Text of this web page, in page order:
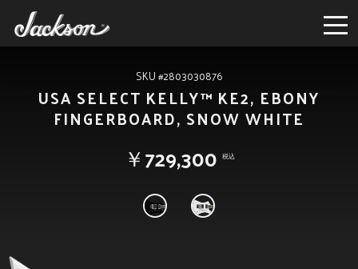
SKU #2803030876
USA SELECT KELLY™ KE2, EBONY
FINGERBOARD, SNOW WHITE
￥729,300 税込